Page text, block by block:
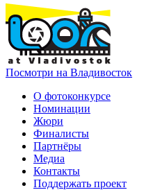
Посмотри на Владивосток
О фотоконкурсе
Номинации
Жюри
Финалисты
Партнёры
Медиа
Контакты
Поддержать проект